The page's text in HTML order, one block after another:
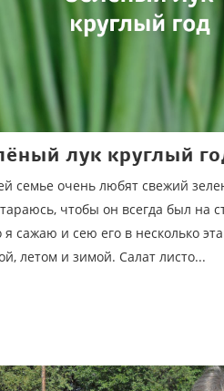
лук круглый
семье очень любят свежий
чтобы он всегда был на
я сажаю и сею его в несколько
летом и зимой. Салат листо...